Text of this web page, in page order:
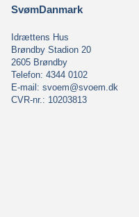
SvømDanmark
Idrættens Hus
Brøndby Stadion 20
2605 Brøndby
Telefon: 4344 0102
E-mail: svoem@svoem.dk
CVR-nr.: 10203813